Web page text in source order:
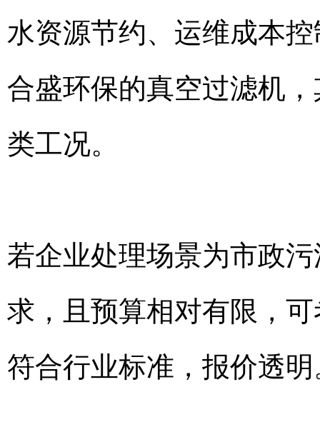
水资源节约、运维成本
合盛环保的真空过滤机
类工况。
若企业处理场景为市政
求，且预算相对有限，
符合行业标准，报价透明